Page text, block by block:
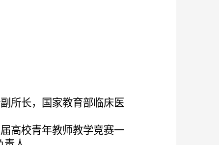
所长，国家教育部临床医
高校青年教师教学竞赛一